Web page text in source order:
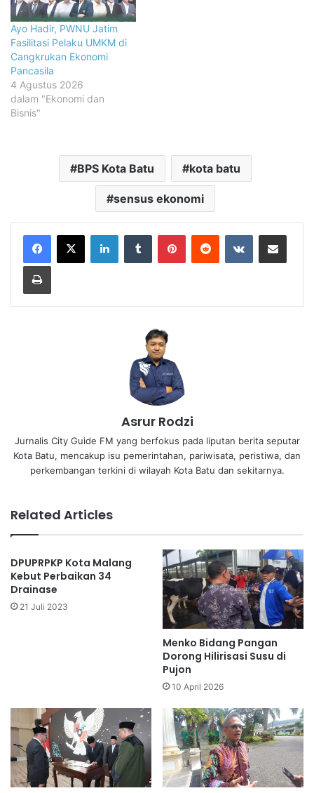
Ayo Hadir, PWNU Jatim
Fasilitasi Pelaku UMKM di
Cangkrukan Ekonomi
Pancasila
4 Agustus 2026
dalam "Ekonomi dan
Bisnis"
BPS Kota Batu kota batu
sensus ekonomi
LinkedInTumblr PinterestReddit VKontakteShare via Email
Print
Asrur Rodzi
Jurnalis City Guide FM yang berfokus pada liputan berita seputar
Kota Batu, mencakup isu pemerintahan, pariwisata, peristiwa, dan
perkembangan terkini di wilayah Kota Batu dan sekitarnya.
Related Articles
DPUPRPKP Kota Malang
Kebut Perbaikan 34
Drainase
21 Juli 2023
Menko Bidang Pangan
Dorong Hilirisasi Susu di
Pujon
10 April 2026